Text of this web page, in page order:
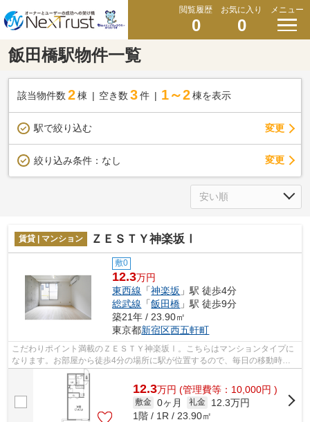
閲覧履歴
0
お気に入り
0
メニュー
飯田橋駅物件一覧
該当物件数 2棟 空き数 3 件 1～2 棟を表示
駅で絞り込む 変更
絞り込み条件： なし 変更
賃貸 | マンション ＺＥＳＴＹ神楽坂Ⅰ
敷0
12.3万円
東西線 「神楽坂 」駅 徒歩4分
総武線 「飯田橋 」駅 徒歩9分
築21年 / 23.90㎡
東京都新宿区西五軒町
こだわりポイント満載のＺＥＳＴＹ神楽坂Ⅰ。こちらはマンションタイプに
なります。お部屋から徒歩4分の場所に駅が位置するので、毎日の移動時間
を削減できます。どういった設備が必要...
12.3万円 (管理費等：10,000円 )
敷金 0ヶ月 礼金
12.3万円
1階 / 1R / 23.90㎡